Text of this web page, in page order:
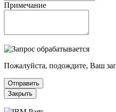
Примечание
Пожалуйста, подождите, Ваш
Отправить
Закрыть